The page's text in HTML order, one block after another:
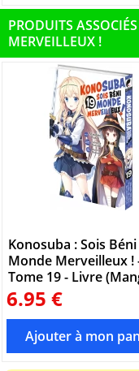
PRODUITS
MERVEILLEUX !
Konosuba : Sois Béni
Monde Merveilleux !
Tome 19 - Livre
6.95 €